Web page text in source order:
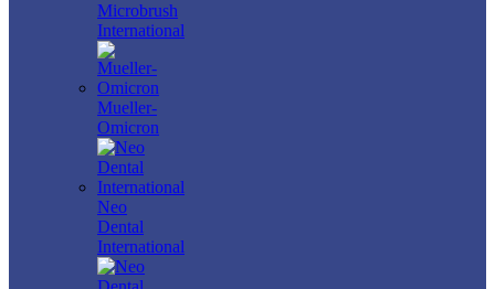
Microbrush
International
Mueller-
Omicron
Neo
Dental
International